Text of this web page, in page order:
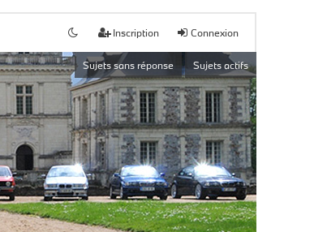
Connexion
Inscription
Sujets sans réponse Sujets actifs